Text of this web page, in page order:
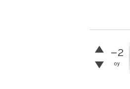
–2
oy